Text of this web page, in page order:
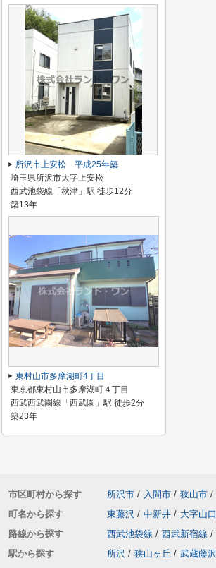
所沢市上安松 平成25年築
埼玉県所沢市大字上安松
西武池袋線「秋津」駅 徒歩12分
築13年
東村山市多摩湖町4丁目
東京都東村山市多摩湖町４丁目
西武西武園線「西武園」駅 徒歩2分
築23年
市区町村から探す 所沢市 / 入間市 / 狭山市 /
町名から探す
東藤沢 / 中新井 / 大字山口
路線から探す
西武池袋線 / 西武新宿線 /
駅から探す
所沢 / 狭山ヶ丘 / 武蔵藤沢